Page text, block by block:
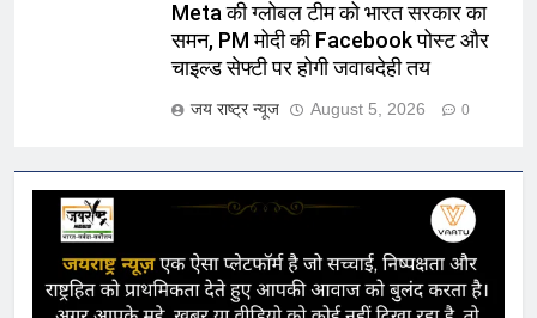
Meta की ग्लोबल टीम को भारत सरकार का
समन, PM मोदी की Facebook पोस्ट और
चाइल्ड सेफ्टी पर होगी जवाबदेही तय
जय राष्ट्र न्यूज August 5, 2026 0